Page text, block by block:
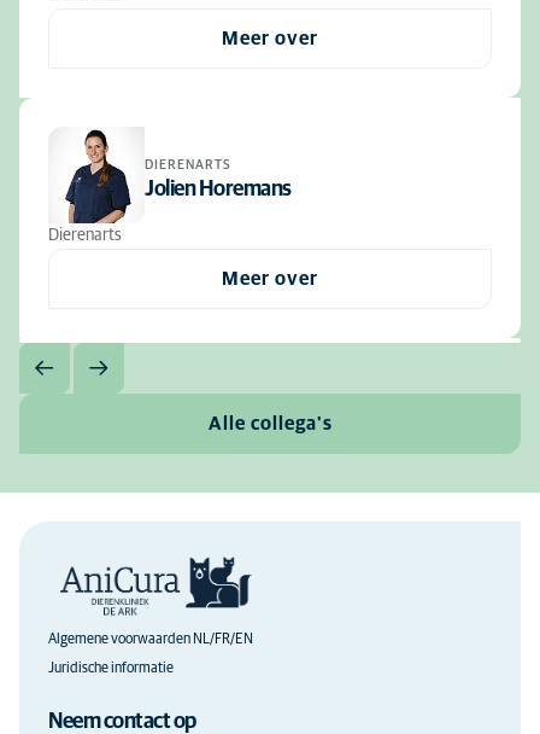
Meer over
DIERENARTS
Jolien Horemans
Dierenarts
Meer over
Alle collega's
Algemene voorwaarden NL/FR/EN
Juridische informatie
Neem contact op